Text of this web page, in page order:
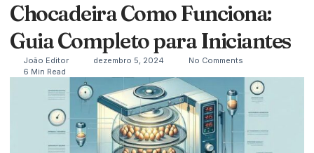
Chocadeira Como Funciona:
Guia Completo para Iniciantes
João Editor dezembro 5, 2024
No Comments
6 Min Read